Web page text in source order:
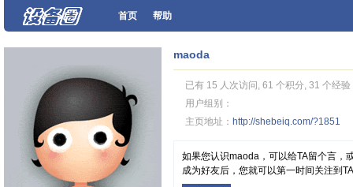
首页 帮助
maoda
已有 15 人次访问, 61 个积分, 31 个经验
用户组别：
主页地址： http://shebeiq.com/?1851
如果您认识maoda，可以给TA留个言，
成为好友后，您就可以第一时间关注到